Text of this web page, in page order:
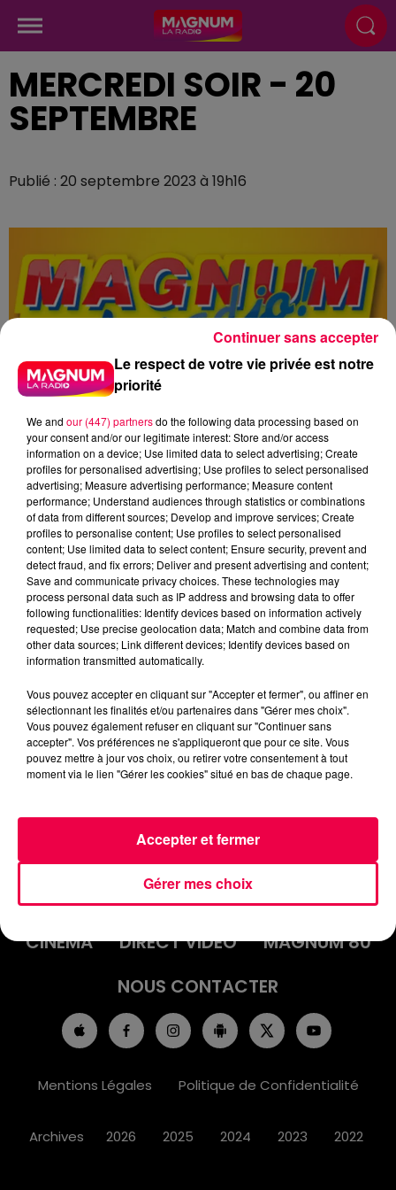
MERCREDI SOIR - 20
SEPTEMBRE
Publié : 20 septembre 2023 à 19h16
Flash infos
Crédit :Flash infos
INFOS
AGENDA
JEUX
PODCASTS
CINÉMA
DIRECT VIDÉO
MAGNUM 80
NOUS CONTACTER
Mentions Légales Politique de Confidentialité
Archives 2026 2025 2024 2023 2022
Le respect de votre vie privée est notre
priorité
We and our (447) partnersdo the following data processing based on
your consent and/or our legitimate interest: Store and/or access
information on a device; Use limited data to select advertising; Create
profiles for personalised advertising; Use profiles to select personalised
advertising; Measure advertising performance; Measure content
performance; Understand audiences through statistics or combinations
of data from different sources; Develop and improve services; Create
profiles to personalise content; Use profiles to select personalised
content; Use limited data to select content; Ensure security, prevent and
detect fraud, and fix errors; Deliver and present advertising and content;
Save and communicate privacy choices. These technologies may
process personal data such as IP address and browsing data to offer
following functionalities: Identify devices based on information actively
requested; Use precise geolocation data; Match and combine data from
other data sources; Link different devices; Identify devices based on
information transmitted automatically.
Vous pouvez accepter en cliquant sur "Accepter et fermer", ou affiner en
sélectionnant les finalités et/ou partenaires dans "Gérer mes choix".
Vous pouvez également refuser en cliquant sur "Continuer sans
accepter". Vos préférences ne s'appliqueront que pour ce site. Vous
pouvez mettre à jour vos choix, ou retirer votre consentement à tout
moment via le lien "Gérer les cookies" situé en bas de chaque page.
Gérer mes choix
Accepter et fermer
Continuer sans accepter